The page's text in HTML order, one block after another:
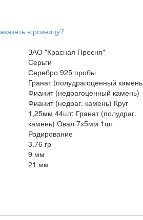
в розницу?
ЗАО "Красная Пресня"
Серьги
Серебро 925 пробы
Гранат (полудрагоценный
Фианит (недрагоценный камень)
Фианит (недраг. камень) Круг
1,25мм 44шт; Гранат (полудраг.
камень) Овал 7х5мм 1шт
Родирование
3.76 гр
9 мм
21 мм